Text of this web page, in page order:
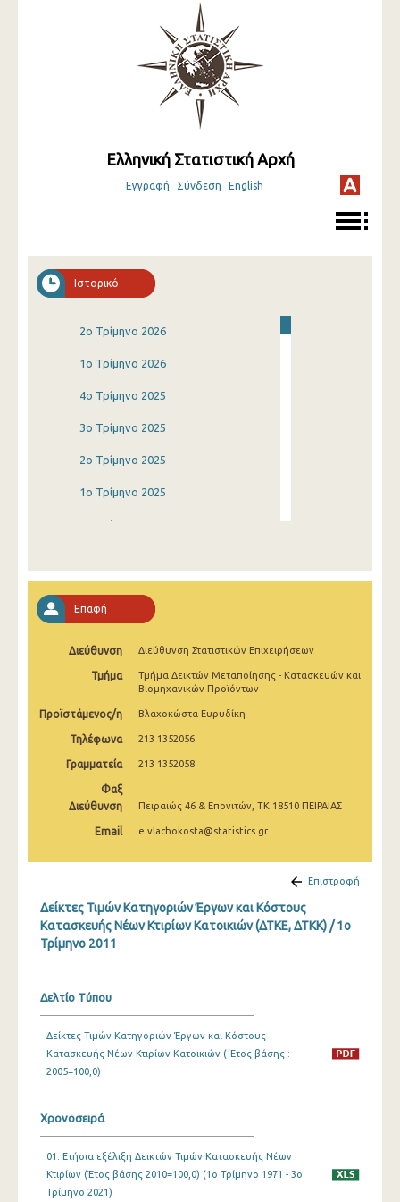
Ελληνική Στατιστική Αρχή
Εγγραφή Σύνδεση English
Ιστορικό
2o Τρίμηνο 2026
1o Τρίμηνο 2026
4o Τρίμηνο 2025
3o Τρίμηνο 2025
2o Τρίμηνο 2025
1o Τρίμηνο 2025
4o Τρίμηνο 2024
1o Τρίμηνο 2024
4o Τρίμηνο 2023
3o Τρίμηνο 2023
2o Τρίμηνο 2023
4o Τρίμηνο 2022
3o Τρίμηνο 2022
4o Τρίμηνο 2021
3o Τρίμηνο 2021
4o Τρίμηνο 2020
3o Τρίμηνο 2020
1o Τρίμηνο 2020
4o Τρίμηνο 2019
Επαφή
Διεύθυνση Διεύθυνση Στατιστικών Επιχειρήσεων
Τμήμα
Τμήμα Δεικτών Μεταποίησης - Κατασκευών και
Βιομηχανικών Προϊόντων
Προϊστάμενος/η Βλαχοκώστα Ευρυδίκη
Τηλέφωνα 213 1352056
Γραμματεία 213 1352058
Φαξ
Διεύθυνση
Πειραιώς 46 & Επονιτών, ΤΚ 18510 ΠΕΙΡΑΙΑΣ
Email e.vlachokosta@statistics.gr
Επιστροφή
Δείκτες Τιμών Κατηγοριών Έργων και Κόστους
Κατασκευής Νέων Κτιρίων Κατοικιών (ΔΤΚΕ, ΔΤΚΚ) / 1o
Τρίμηνο 2011
Δελτίο Τύπου
Δείκτες Τιμών Κατηγοριών Έργων και Κόστους
Κατασκευής Νέων Κτιρίων Κατοικιών (΄Ετος βάσης :
2005=100,0)
Χρονοσειρά
01. Ετήσια εξέλιξη Δεικτών Τιμών Κατασκευής Νέων
Κτιρίων (Έτος βάσης 2010=100,0) (1o Τρίμηνο 1971 - 3o
Τρίμηνο 2021)